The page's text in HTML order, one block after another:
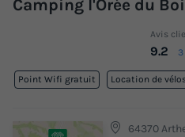
Camping l'Orée du
Avis
9.2
Point Wifi gratuit Location de
64370